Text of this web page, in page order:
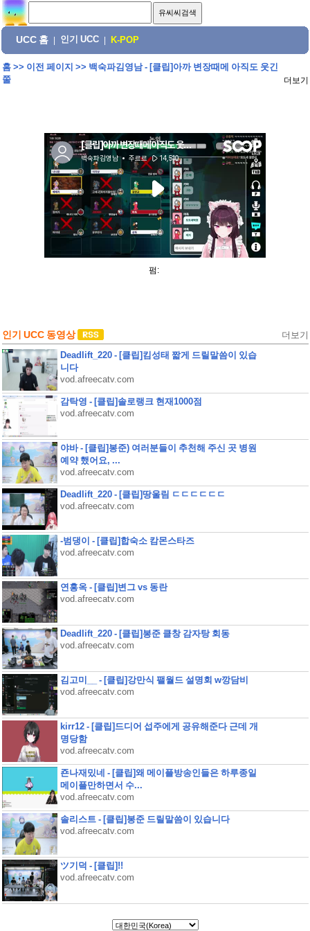
UCC 홈 인기 UCC K-POP
홈>> 이전 페이지 >> 백숙파김영남 - [클립]아까 변장때메 아직도 웃긴
쭐
더보기
펌:
인기 UCC 동영상 더보기
Deadlift_220 - [클립]킴성태 짧게 드릴말씀이 있습
니다
vod.afreecatv.com
감탁영 - [클립]솔로랭크 현재1000점
vod.afreecatv.com
야바 - [클립]봉준) 여러분들이 추천해 주신 곳 병원
예약 했어요, ...
vod.afreecatv.com
Deadlift_220 - [클립]땅울림 ㄷㄷㄷㄷㄷㄷ
vod.afreecatv.com
-범댕이 - [클립]합숙소 캄몬스타즈
vod.afreecatv.com
연홍옥 - [클립]변그 vs 동란
vod.afreecatv.com
Deadlift_220 - [클립]봉준 클창 감자탕 회동
vod.afreecatv.com
김고미__ - [클립]강만식 팰월드 설명회 w깡담비
vod.afreecatv.com
kirr12 - [클립]드디어 섭주에게 공유해준다 근데 개
명당함
vod.afreecatv.com
죤나재밌네 - [클립]왜 메이플방송인들은 하루종일
메이플만하면서 수...
vod.afreecatv.com
솔리스트 - [클립]봉준 드릴말씀이 있습니다
vod.afreecatv.com
ツ기덕 - [클립]!!
vod.afreecatv.com